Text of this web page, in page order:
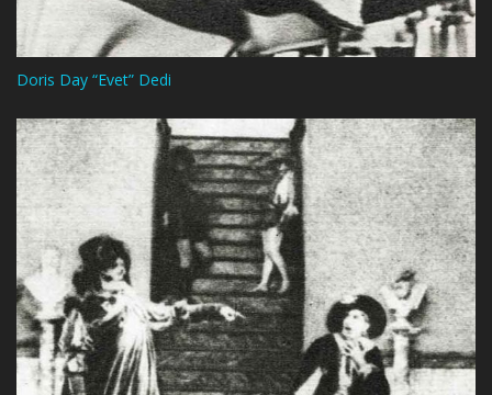
Doris Day “Evet” Dedi